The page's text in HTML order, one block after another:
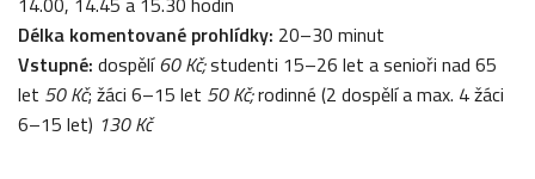
Délka komentované prohlídky: 20–30 minut
Vstupné: dospělí60 Kč;studenti 15–26 let a senioři nad 65
let 50 Kč; žáci 6–15 let 50 Kč;rodinné (2 dospělí a max. 4 žáci
6–15 let) 130 Kč